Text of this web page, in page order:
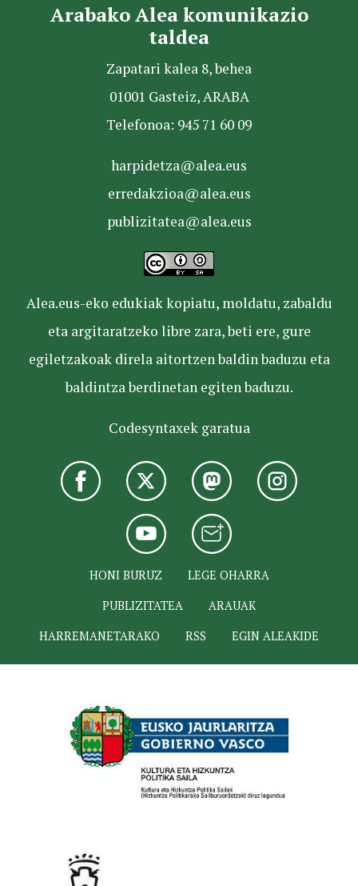
Arabako Alea komunikazio
taldea
Zapatari kalea 8, behea
01001 Gasteiz, ARABA
Telefonoa: 945 71 60 09
harpidetza@alea.eus
erredakzioa@alea.eus
publizitatea@alea.eus
Alea.eus-eko edukiak kopiatu, moldatu, zabaldu
eta argitaratzeko libre zara, beti ere, gure
egiletzakoak direla aitortzen baldin baduzu eta
baldintza berdinetan egiten baduzu.
Codesyntaxek garatua
HONI BURUZ
LEGE OHARRA
PUBLIZITATEA
ARAUAK
HARREMANETARAKO
RSS EGIN ALEAKIDE